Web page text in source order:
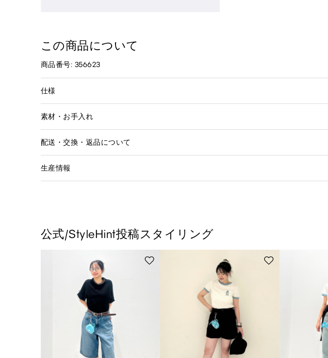
この商品について
商品番号: 356623
仕様
素材・お手入れ
配送・交換・返品について
生産情報
公式/StyleHint投稿スタイリング